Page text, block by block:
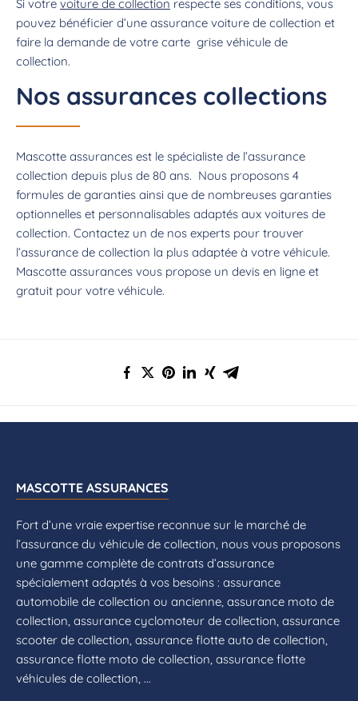
Si votre voiture de collection respecte ses conditions, vous
pouvez bénéficier d’une assurance voiture de collection et
faire la demande de votre carte grise véhicule de
collection.
Nos assurances collections
Mascotte assurances est le spécialiste de l’assurance
collection depuis plus de 80 ans. Nous proposons 4
formules de garanties ainsi que de nombreuses garanties
optionnelles et personnalisables adaptés aux voitures de
collection. Contactez un de nos experts pour trouver
l’assurance de collection la plus adaptée à votre véhicule.
Mascotte assurances vous propose un devis en ligne et
gratuit pour votre véhicule.
MASCOTTE ASSURANCES
Fort d’une vraie expertise reconnue sur le marché de
l’assurance du véhicule de collection, nous vous proposons
une gamme complète de contrats d’assurance
spécialement adaptés à vos besoins : assurance
automobile de collection ou ancienne, assurance moto de
collection, assurance cyclomoteur de collection, assurance
scooter de collection, assurance flotte auto de collection,
assurance flotte moto de collection, assurance flotte
véhicules de collection, ...